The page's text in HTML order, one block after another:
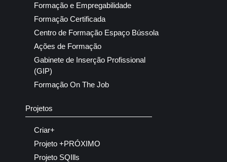
Formação e Empregabilidade
Formação Certificada
Centro de Formação Espaço Bússola
Ações de Formação
Gabinete de Inserção Profissional
(GIP)
Formação On The Job
Projetos
Criar+
Projeto +PRÓXIMO
Projeto SQIlls